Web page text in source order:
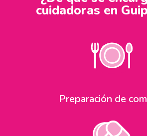
cuidadoras en
Preparación de